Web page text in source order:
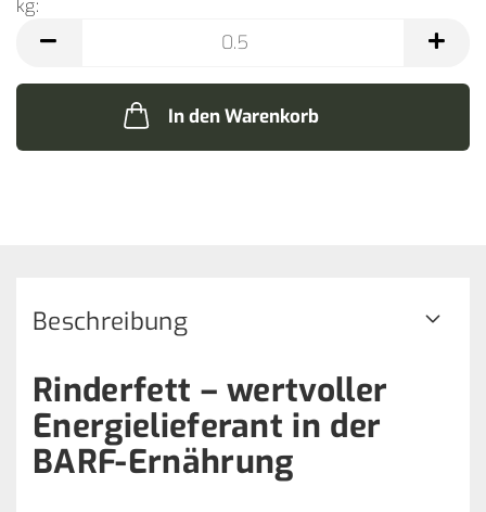
kg:
In den Warenkorb
Beschreibung
Rinderfett – wertvoller
Energielieferant in der
BARF-Ernährung